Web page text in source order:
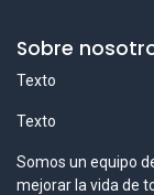
Sobre
Texto
Texto
Somos un equipo
mejorar la vida de